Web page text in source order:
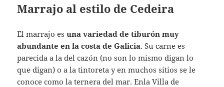
Marrajo al estilo de Cedeira
El marrajo esuna variedad de tiburón muy
abundante en la costa de Galicia. Su carne es
parecida a la del cazón (no son lo mismo digan lo
que digan) o a la tintoreta y en muchos sitios se le
conoce como la ternera del mar. Enla Villa de